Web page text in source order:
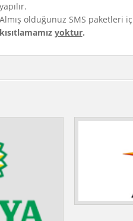
yapılır.
Almış olduğunuz SMS paketleri
kısıtlamamız yoktur.